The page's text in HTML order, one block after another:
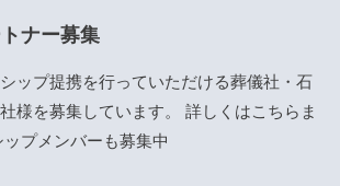
ナー募集
ップ提携を行っていただける葬儀社・石
様を募集しています。 詳しくはこちら ま
プメンバーも募集中